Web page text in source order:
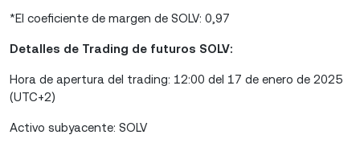
*El coeficiente de margen de SOLV: 0,97
Detalles de Trading de futuros SOLV:
Hora de apertura del trading: 12:00 del 17 de enero de 2025
(UTC+2)
Activo subyacente: SOLV